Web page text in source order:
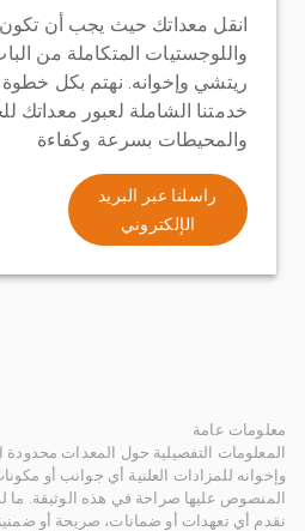
انقل معداتك حيث يجب أن
واللوجستيات المتكاملة من
ريتشي وإخوانه. نهتم بكل
خدمتنا الشاملة لعبور معداتك
والمحيطات بسرعة وكفاءة
راسلنا عبر البريد
الإلكتروني
معلومات عامة
المعلومات التفصيلية حول المعدات
وإخوانه للمزادات العلنية أي جوانب أو
المنصوص عليها صراحة في هذه الوثيقة.
نقدم أي تعهدات أو ضمانات، صريحة أو